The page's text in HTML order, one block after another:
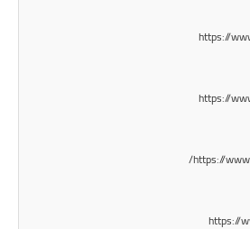
https://
https://
https://
https://